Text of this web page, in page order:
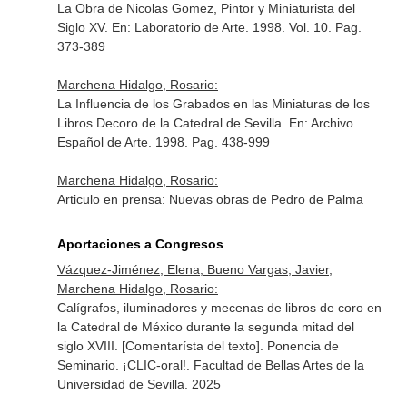
La Obra de Nicolas Gomez, Pintor y Miniaturista del
Siglo XV. En: Laboratorio de Arte. 1998. Vol. 10. Pag.
373-389
Marchena Hidalgo, Rosario:
La Influencia de los Grabados en las Miniaturas de los
Libros Decoro de la Catedral de Sevilla. En: Archivo
Español de Arte. 1998. Pag. 438-999
Marchena Hidalgo, Rosario:
Articulo en prensa: Nuevas obras de Pedro de Palma
Aportaciones a Congresos
Vázquez-Jiménez, Elena, Bueno Vargas, Javier,
Marchena Hidalgo, Rosario:
Calígrafos, iluminadores y mecenas de libros de coro en
la Catedral de México durante la segunda mitad del
siglo XVIII. [Comentarísta del texto]. Ponencia de
Seminario. ¡CLIC-oral!. Facultad de Bellas Artes de la
Universidad de Sevilla. 2025